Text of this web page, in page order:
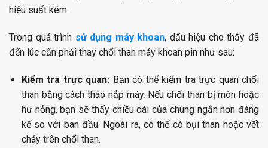
hiệu suất kém.
Trong quá trình sử dụng máy khoan, dấu hiệu cho thấy đã
đến lúc cần phải thay chổi than máy khoan pin như sau:
Kiểm tra trực quan: Bạn có thể kiểm tra trực quan chổi
than bằng cách tháo nắp máy. Nếu chổi than bị mòn hoặc
hư hỏng, bạn sẽ thấy chiều dài của chúng ngắn hơn đáng
kể so với ban đầu. Ngoài ra, có thể có bụi than hoặc vết
cháy trên chổi than.